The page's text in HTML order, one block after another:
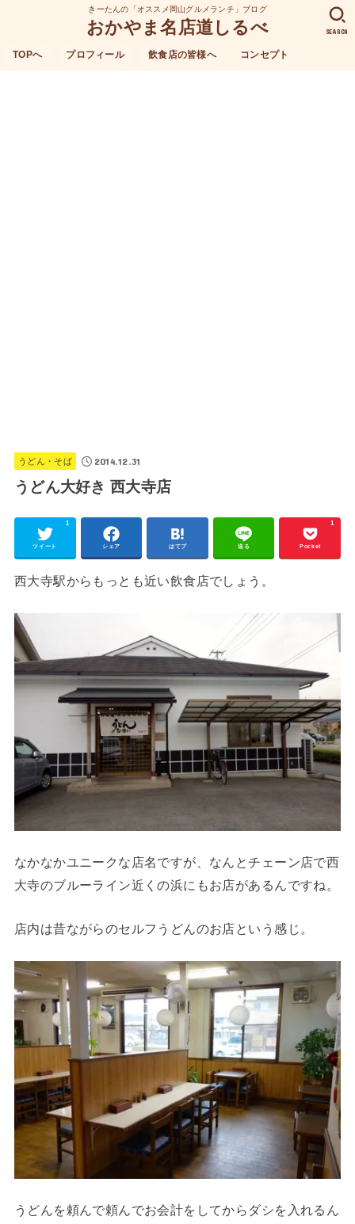
きーたんの「オススメ岡山グルメランチ」ブログ
おかやま名店道しるべ
TOPへ プロフィール 飲食店の皆様へ コンセプト
SEARCH
うどん・そば 2014.12.31
うどん大好き 西大寺店
ツイート
1
シェア はてブ 送る Pocket
1
西大寺駅からもっとも近い飲食店でしょう。
なかなかユニークな店名ですが、なんとチェーン店で西
大寺のブルーライン近くの浜にもお店があるんですね。
店内は昔ながらのセルフうどんのお店という感じ。
うどんを頼んで頼んでお会計をしてからダシを入れるん